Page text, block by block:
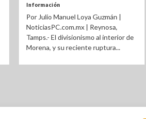
Información
Por Julio Manuel Loya Guzmán |
NoticiasPC.com.mx | Reynosa,
Tamps.- El divisionismo al interior de
Morena, y su reciente ruptura...